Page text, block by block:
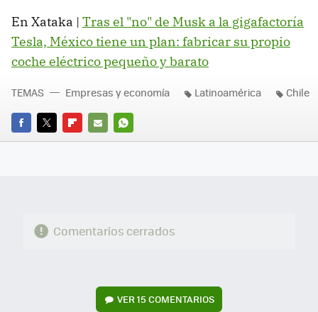
En Xataka | Tras el "no" de Musk a la gigafactoría
Tesla, México tiene un plan: fabricar su propio
coche eléctrico pequeño y barato
FACEBOOK
TWITTERFLIPBOARD
E-
WHATSAPP
TEMAS Empresas y economía Latinoamérica Chile
Comentarios cerrados
VER15 COMENTARIOS